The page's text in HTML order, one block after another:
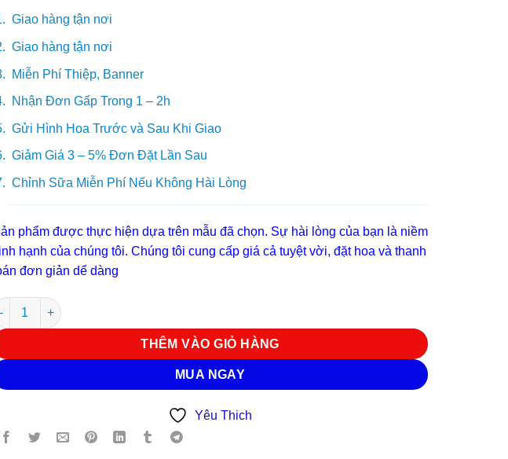
Giao hàng tận nơi
Giao hàng tận nơi
Miễn Phí Thiệp, Banner
Nhận Đơn Gấp Trong 1 – 2h
Gửi Hình Hoa Trước và Sau Khi Giao
Giảm Giá 3 – 5% Đơn Đặt Lần Sau
Chỉnh Sữa Miễn Phí Nếu Không Hài Lòng
phẩm được thực hiện dựa trên mẫu đã chọn. Sự hài lòng của bạn là niềm
hạnh của chúng tôi. Chúng tôi cung cấp giá cả tuyệt vời, đặt hoa và thanh
đơn giản dể dàng
chia buôn V 4249 số lượng
THÊM VÀO GIỎ HÀNG
MUA NGAY
Yêu Thich